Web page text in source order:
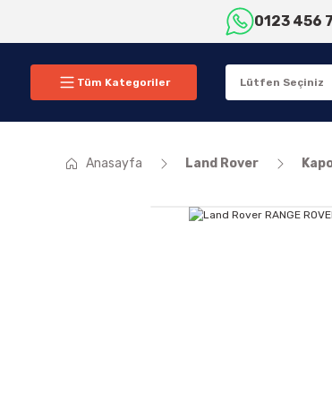
0123 456
Tüm Kategoriler
Anasayfa Land Rover